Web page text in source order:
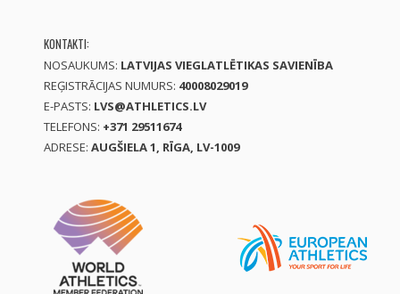
KONTAKTI:
NOSAUKUMS: LATVIJAS VIEGLATLĒTIKAS SAVIENĪBA
REĢISTRĀCIJAS NUMURS: 40008029019
E-PASTS: LVS@ATHLETICS.LV
TELEFONS: +371 29511674
ADRESE: AUGŠIELA 1, RĪGA, LV-1009